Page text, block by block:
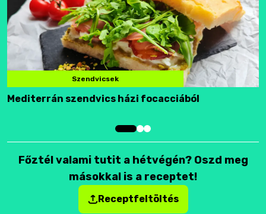
Szendvicsek
Mediterrán szendvics házi focacciából
Főztél valami tutit a hétvégén? Oszd meg
másokkal is a receptet!
Receptfeltöltés